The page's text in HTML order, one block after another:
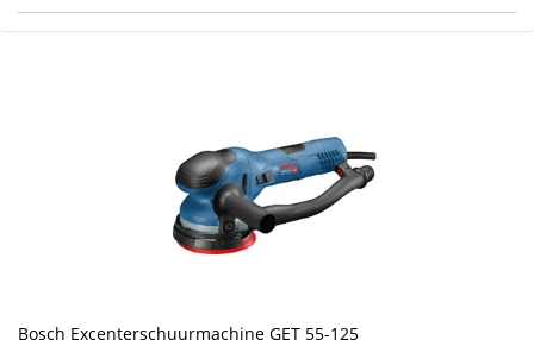
Bosch Excenterschuurmachine GET 55-125